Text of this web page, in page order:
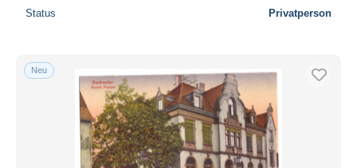
Status Privatperson
Neu